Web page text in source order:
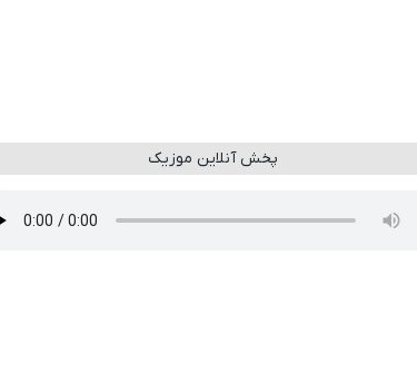
پخش آنلاین موزیک